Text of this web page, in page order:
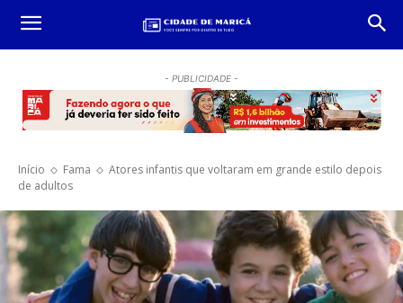
- PUBLICIDADE -
Início Fama
Atores infantis que voltaram em grande estilo depois
de adultos